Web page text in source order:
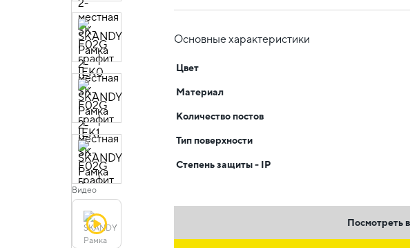
Видео
Основные характеристики
Цвет
Материал
Количество постов
Тип поверхности
Степень защиты - IP
Посмотреть